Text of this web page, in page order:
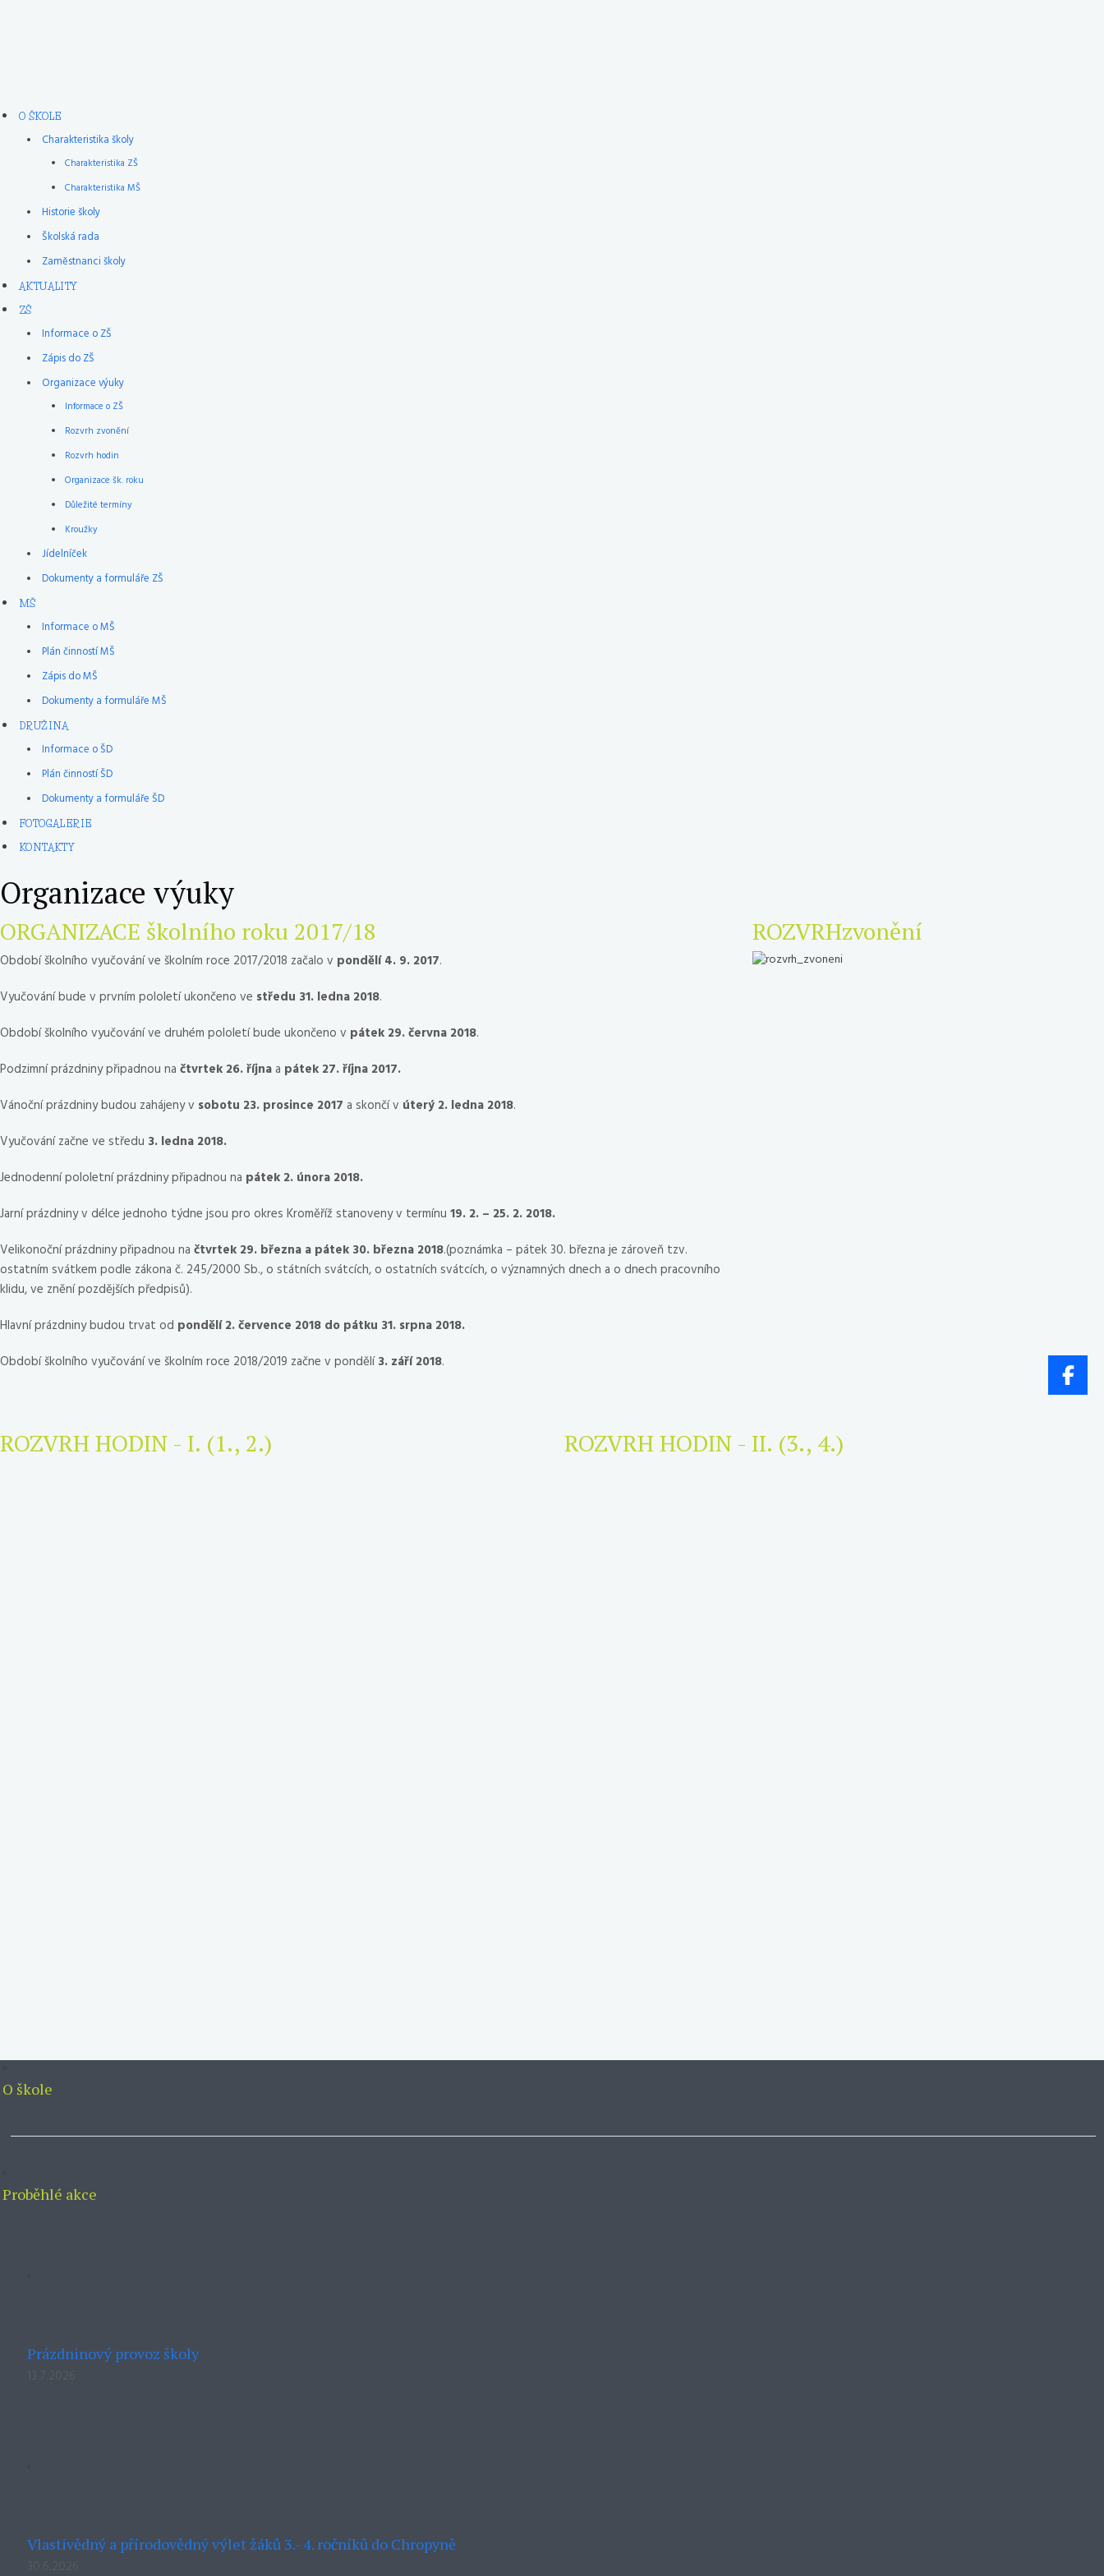
O ŠKOLE
Charakteristika školy
Charakteristika ZŠ
Charakteristika MŠ
Historie školy
Školská rada
Zaměstnanci školy
AKTUALITY
ZŠ
Informace o ZŠ
Zápis do ZŠ
Organizace výuky
Informace o ZŠ
Rozvrh zvonění
Rozvrh hodin
Organizace šk. roku
Důležité termíny
Kroužky
Jídelníček
Dokumenty a formuláře ZŠ
MŠ
Informace o MŠ
Plán činností MŠ
Zápis do MŠ
Dokumenty a formuláře MŠ
DRUŽINA
Informace o ŠD
Plán činností ŠD
Dokumenty a formuláře ŠD
FOTOGALERIE
KONTAKTY
Organizace výuky
ORGANIZACE školního roku 2017/18
Období školního vyučování ve školním roce 2017/2018 začalo v pondělí 4. 9. 2017.
Vyučování bude v prvním pololetí ukončeno ve středu 31. ledna 2018.
Období školního vyučování ve druhém pololetí bude ukončeno v pátek 29. června 2018.
Podzimní prázdniny připadnou na čtvrtek 26. říjnaa pátek 27. října 2017.
Vánoční prázdniny budou zahájeny v sobotu 23. prosince 2017 a skončí v úterý 2. ledna 2018.
Vyučování začne ve středu 3. ledna 2018.
Jednodenní pololetní prázdniny připadnou na pátek 2. února 2018.
Jarní prázdniny v délce jednoho týdne jsou pro okres Kroměříž stanoveny v termínu 19. 2. – 25. 2. 2018.
Velikonoční prázdniny připadnou na čtvrtek 29. března a pátek 30. března 2018.(poznámka – pátek 30. března je zároveň tzv.
ostatním svátkem podle zákona č. 245/2000 Sb., o státních svátcích, o ostatních svátcích, o významných dnech a o dnech pracovního
klidu, ve znění pozdějších předpisů).
Hlavní prázdniny budou trvat od pondělí 2. července 2018 do pátku 31. srpna 2018.
Období školního vyučování ve školním roce 2018/2019 začne v pondělí3. září 2018.
ROZVRHzvonění
ROZVRH HODIN - I. (1., 2.) ROZVRH HODIN - II. (3., 4.)
O škole
Proběhlé akce
Prázdninový provoz školy
13.7.2026
Vlastivědný a přírodovědný výlet žáků 3.- 4. ročníků do Chropyně
30.6.2026